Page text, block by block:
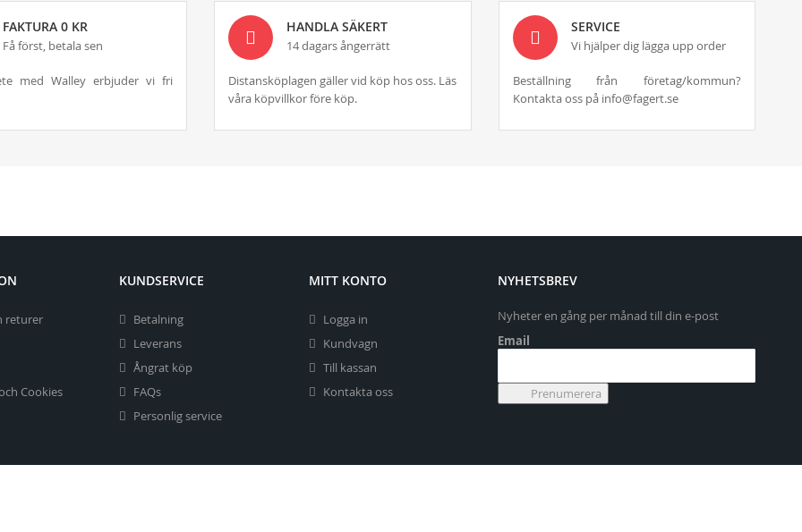
FAKTURA 0 KR
Få först, betala sen
med Walley erbjuder vi fri
HANDLA SÄKERT
14 dagars ångerrätt
Distansköplagen gäller vid köp hos oss. Läs
våra köpvillkor före köp.
SERVICE
Vi hjälper dig lägga upp order
Beställning från företag/kommun?
Kontakta oss på info@fagert.se
returer
Cookies
KUNDSERVICE
Betalning
Leverans
Ångrat köp
FAQs
Personlig service
MITT KONTO
Logga in
Kundvagn
Till kassan
Kontakta oss
NYHETSBREV
Nyheter en gång per månad till din e-post
Email